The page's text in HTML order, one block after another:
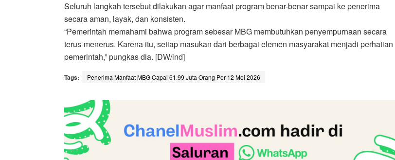
Seluruh langkah tersebut dilakukan agar manfaat program benar-benar sampai ke penerima
secara aman, layak, dan konsisten.
“Pemerintah memahami bahwa program sebesar MBG membutuhkan penyempurnaan secara
terus-menerus. Karena itu, setiap masukan dari berbagai elemen masyarakat menjadi perhatian
pemerintah,” pungkas dia. [DW/ind]
Tags: Penerima Manfaat MBG Capai 61.99 Juta Orang Per 12 Mei 2026